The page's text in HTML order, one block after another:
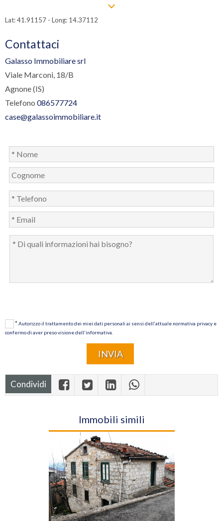
Lat: 41.91157 - Long: 14.37112
Contattaci
Galasso Immobiliare srl
Viale Marconi, 18/B
Agnone (IS)
Telefono 086577724
case@galassoimmobiliare.it
*Autorizzo il trattamento dei miei dati personali ai sensi dell'attuale normativa privacy e
confermo di aver preso visione dell'informativa.
Condividi
Immobili simili